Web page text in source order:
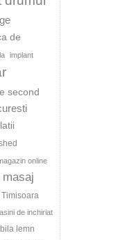
de
implant
second
online
masaj
de inchiriat
lemn